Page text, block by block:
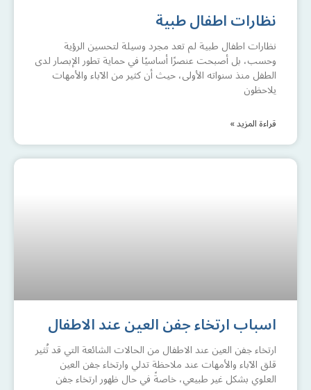
نظارات اطفال طبية
نظارات اطفال طبية لم تعد مجرد وسيلة لتحسين الرؤية
وحسب، بل أصبحت عنصرًا أساسيًا في حماية تطور الإبصار لدى
الطفل منذ سنواته الأولى، حيث أن كثير من الآباء والأمهات
يلاحظون
قراءة المزيد »
اسباب ارتخاء جفن العين عند الاطفال
ارتخاء جفن العين عند الاطفال من الحالات الشائعة التي قد تُثير
قلق الآباء والأمهات عند ملاحظة تدلي وارتخاء جفن العين
العلوي بشكل غير طبيعي، خاصةً في حال ظهور ارتخاء جفن